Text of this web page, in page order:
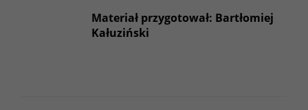
Materiał przygotował: Bartłomiej
Kałuziński